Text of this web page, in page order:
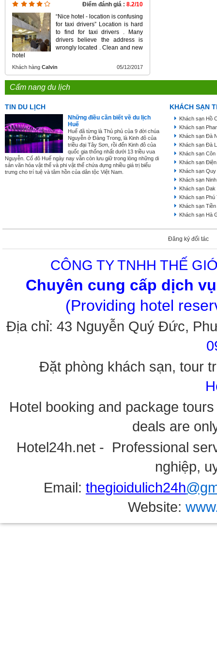
Điểm đánh giá : 8.2/10
“Nice hotel - location is confusing
for taxi drivers” Location is hard
to find for taxi drivers . Many
drivers believe the address is
wrongly located . Clean and new
hotel
Khách hàng Calvin 05/12/2017
Cẩm nang du lịch
TIN DU LỊCH
Những điều cần biết về du lịch
Huế
Huế đã từng là Thủ phủ của 9 đời chúa
Nguyễn ở Đàng Trong, là Kinh đô của
triều đại Tây Sơn, rồi đến Kinh đô của
quốc gia thống nhất dưới 13 triều vua
Nguyễn. Cố đô Huế ngày nay vẫn còn lưu giữ trong lòng những di
sản văn hóa vật thể và phi vật thể chứa đựng nhiều giá trị biểu
trưng cho trí tuệ và tâm hồn của dân tộc Việt Nam.
KHÁCH SẠN
Khách sạn Hồ
Khách sạn
Khách sạn Đà
Khách sạn Đà
Khách sạn
Khách sạn
Khách sạn
Khách sạn
Khách sạn Dak
Khách sạn Phú
Khách sạn
Khách sạn Hà
Đăng ký đối tác
CÔNG TY TNHH THẾ
Chuyên cung cấp dịch
(Providing hotel
Địa chỉ: 43 Nguyễn Quý Đức,
Đặt phòng khách sạn, tour
Hotel booking and package
deals are
Hotel24h.net - Professional
nghiệp,
Email: thegioidulich24h
Website: